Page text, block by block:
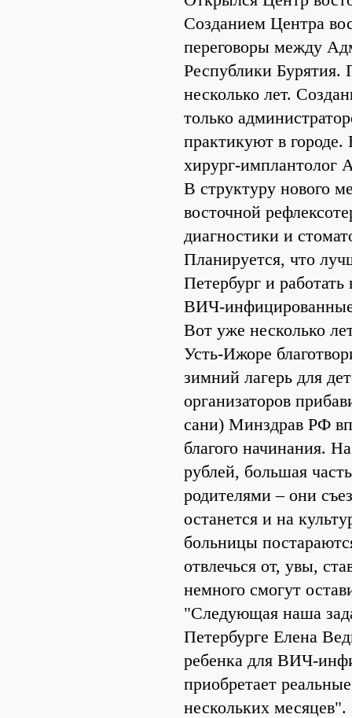
Созданием Центра
переговоры между
Республики Бурятия.
несколько лет.
только
практикуют в городе.
хирург-имплантолог
В структуру нового
восточной
диагностики и
Планируется, что
Петербург и
ВИЧ-инфицированные
Вот уже несколько
Усть-Ижоре
зимний лагерь для
организаторов
сани) Минздрав РФ
благого начинания.
рублей, большая
родителями – они
останется и на
больницы
отвлечься от, увы,
немного смогут
"Следующая наша
Петербурге Елена
ребенка для ВИЧ-
приобретает
нескольких месяцев".